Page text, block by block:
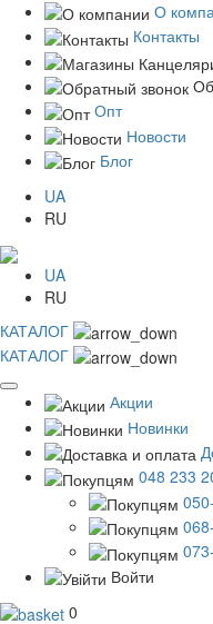
О
Контакты
Опт
Новости
Блог
UA
RU
UA
RU
КАТАЛОГ
КАТАЛОГ
Акции
Новинки
048 233
Войти
0